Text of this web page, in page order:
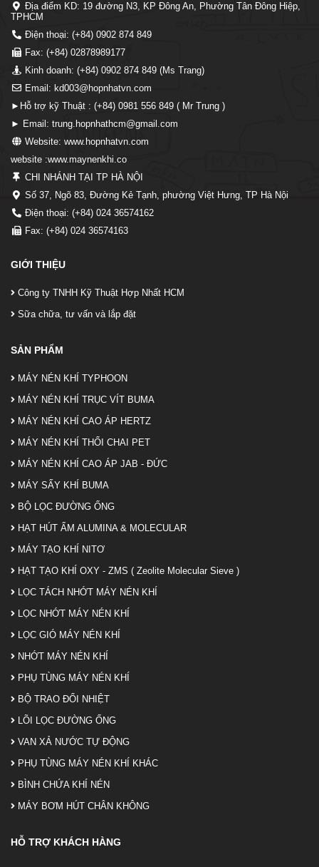
Địa điểm KD: 19 đường N3, KP Đông An, Phường Tân Đông Hiệp,
TPHCM
Điện thoại: (+84) 0902 874 849
Fax: (+84) 02878989177
Kinh doanh: (+84) 0902 874 849 (Ms Trang)
Email: kd003@hopnhatvn.com
►Hỗ trợ kỹ Thuật : (+84) 0981 556 849 ( Mr Trung )
► Email: trung.hopnhathcm@gmail.com
Website: www.hopnhatvn.com
website :www.maynenkhi.co
CHI NHÁNH TẠI TP HÀ NỘI
Số 37, Ngõ 83, Đường Kẻ Tạnh, phường Việt Hưng, TP Hà Nội
Điện thoại: (+84) 024 36574162
Fax: (+84) 024 36574163
GIỚI THIỆU
Công ty TNHH Kỹ Thuật Hợp Nhất HCM
Sữa chữa, tư vấn và lắp đặt
SẢN PHẨM
MÁY NÉN KHÍ TYPHOON
MÁY NÉN KHÍ TRỤC VÍT BUMA
MÁY NÉN KHÍ CAO ÁP HERTZ
MÁY NÉN KHÍ THỔI CHAI PET
MÁY NÉN KHÍ CAO ÁP JAB - ĐỨC
MÁY SẤY KHÍ BUMA
BỘ LỌC ĐƯỜNG ỐNG
HẠT HÚT ẨM ALUMINA & MOLECULAR
MÁY TẠO KHÍ NITƠ
HẠT TẠO KHÍ OXY - ZMS ( Zeolite Molecular Sieve )
LỌC TÁCH NHỚT MÁY NÉN KHÍ
LỌC NHỚT MÁY NÉN KHÍ
LỌC GIÓ MÁY NÉN KHÍ
NHỚT MÁY NÉN KHÍ
PHỤ TÙNG MÁY NÉN KHÍ
BỘ TRAO ĐỔI NHIỆT
LÕI LỌC ĐƯỜNG ỐNG
VAN XẢ NƯỚC TỰ ĐỘNG
PHỤ TÙNG MÁY NÉN KHÍ KHÁC
BÌNH CHỨA KHÍ NÉN
MÁY BƠM HÚT CHÂN KHÔNG
HỖ TRỢ KHÁCH HÀNG